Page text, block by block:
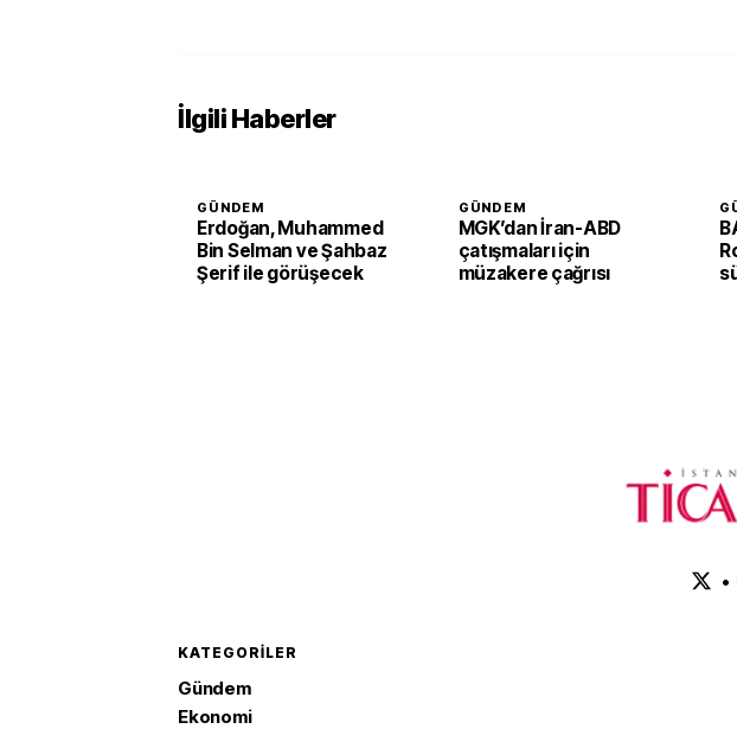
İlgili Haberler
GÜNDEM
Erdoğan, Muhammed
Bin Selman ve Şahbaz
Şerif ile görüşecek
GÜNDEM
MGK’dan İran-ABD
çatışmaları için
müzakere çağrısı
•
KATEGORILER
Gündem
Ekonomi